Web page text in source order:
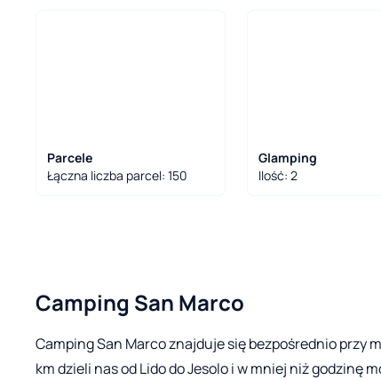
Parcele
Łączna liczba parcel: 150
Glamping
Ilość: 2
Camping San Marco
Camping San Marco znajduje się bezpośrednio przy
km dzieli nas od Lido do Jesolo i w mniej niż godzinę